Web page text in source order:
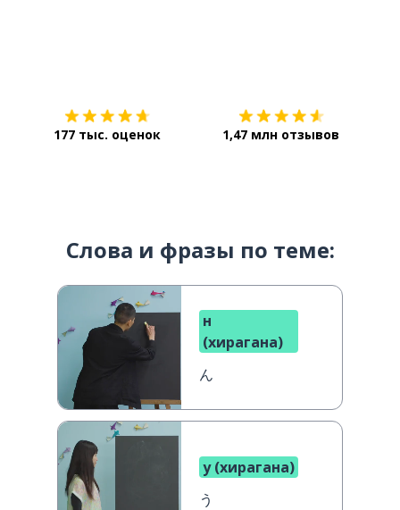
177 тыс. оценок 1,47 млн отзывов
Слова и фразы по теме:
н
(хирагана)
ん
у (хирагана)
う